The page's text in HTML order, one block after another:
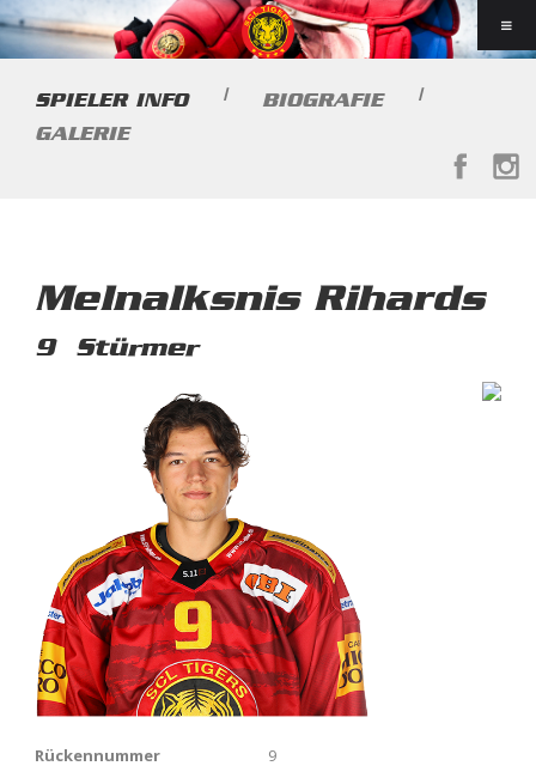
SPIELER INFO | BIOGRAFIE
|
GALERIE
Melnalksnis Rihards
9 Stürmer
Rückennummer 9